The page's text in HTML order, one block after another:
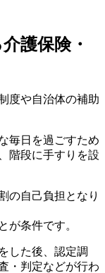
護保険・
度や自治体の補助
毎日を過ごすため
階段に手すりを設
の自己負担となり
が条件です。
した後、認定調
・判定などが行わ